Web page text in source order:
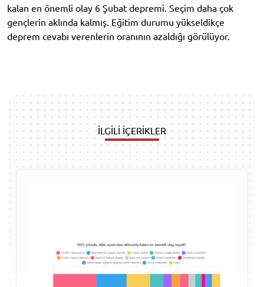
kalan en önemli olay 6 Şubat depremi. Seçim daha çok
gençlerin aklında kalmış. Eğitim durumu yükseldikçe
deprem cevabı verenlerin oranının azaldığı görülüyor.
İLGİLİ İÇERİKLER